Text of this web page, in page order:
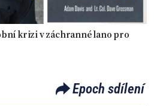
krizi v záchranné lano pro
Epoch sdílení